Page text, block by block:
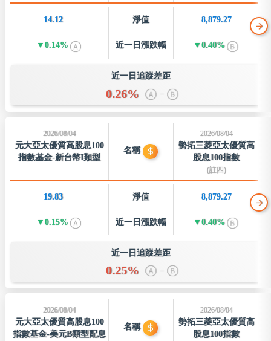
淨值
14.12 8,879.27
近一日 漲跌幅
0.14% 0.40%
近一日追蹤差距
0.26% –
名稱
2026/08/04
元大亞太優質高股息100
指數基金-新台幣I類型
2026/08/04
勢拓三菱亞太優質高
股息100指數
(註四)
淨值
19.83 8,879.27
近一日 漲跌幅
0.15% 0.40%
近一日追蹤差距
0.25% –
名稱
2026/08/04
元大亞太優質高股息100
指數基金-美元B類型配息
2026/08/04
勢拓三菱亞太優質高
股息100指數